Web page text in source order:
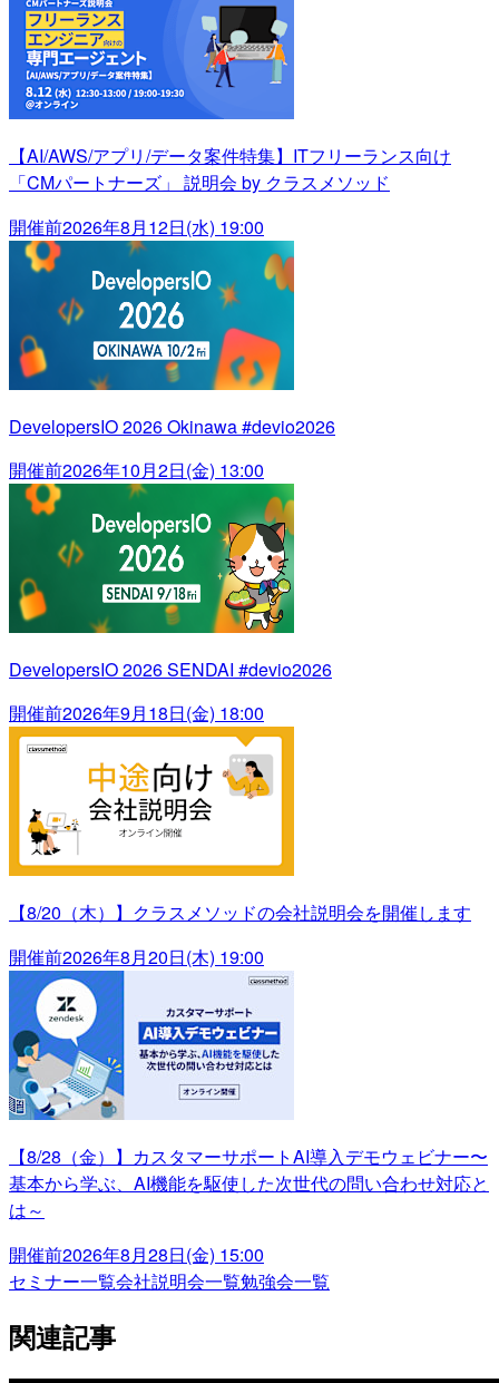
【AI/AWS/アプリ/データ案件特集】ITフリーランス向け
「CMパートナーズ」 説明会 by クラスメソッド
開催前2026年8月12日(水) 19:00
DevelopersIO 2026 Okinawa #devio2026
開催前2026年10月2日(金) 13:00
DevelopersIO 2026 SENDAI #devio2026
開催前2026年9月18日(金) 18:00
【8/20（木）】クラスメソッドの会社説明会を開催します
開催前2026年8月20日(木) 19:00
【8/28（金）】カスタマーサポートAI導入デモウェビナー〜
基本から学ぶ、AI機能を駆使した次世代の問い合わせ対応と
は～
開催前2026年8月28日(金) 15:00
セミナー一覧会社説明会一覧勉強会一覧
関連記事